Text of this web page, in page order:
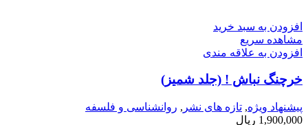
افزودن به سبد خرید
مشاهده سریع
افزودن به علاقه مندی
خرچنگ نباش ! (جلد شمیز)
پیشنهاد ویژه, تازه های نشر , روانشناسی و فلسفه
1,900,000 ریال